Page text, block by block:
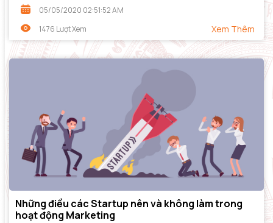
05/05/2020 02:51:52 AM
1476 Lượt Xem
Xem Thêm
Những điều các Startup nên và không làm trong
hoạt động Marketing